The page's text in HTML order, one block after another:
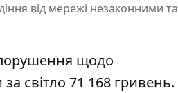
від мережі незаконними та
порушення щодо
світло 71 168 гривень.